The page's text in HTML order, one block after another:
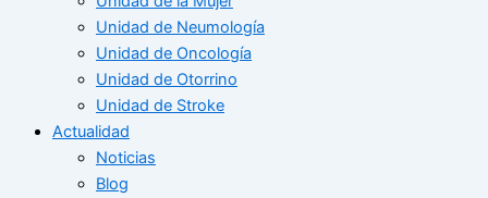
Unidad de Neumología
Unidad de Oncología
Unidad de Otorrino
Unidad de Stroke
Actualidad
Noticias
Blog